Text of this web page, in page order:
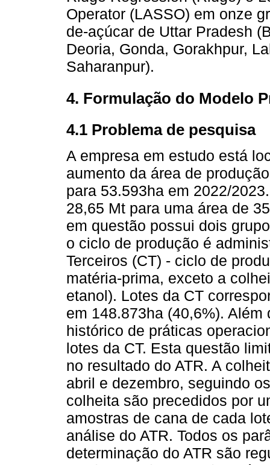
Operator (LASSO) em onze
de-açúcar de Uttar Pradesh
Deoria, Gonda, Gorakhpur,
Saharanpur).
4. Formulação do Modelo
4.1 Problema de pesquisa
A empresa em estudo está
aumento da área de
para 53.593ha em 2022/
28,65 Mt para uma área de
em questão possui dois
o ciclo de produção é
Terceiros (CT) - ciclo de
matéria-prima, exceto a
etanol). Lotes da CT
em 148.873ha (40,6%).
histórico de práticas
lotes da CT. Esta questão
no resultado do ATR. A
abril e dezembro, seguindo
colheita são precedidos por
amostras de cana de cada
análise do ATR. Todos os
determinação do ATR são